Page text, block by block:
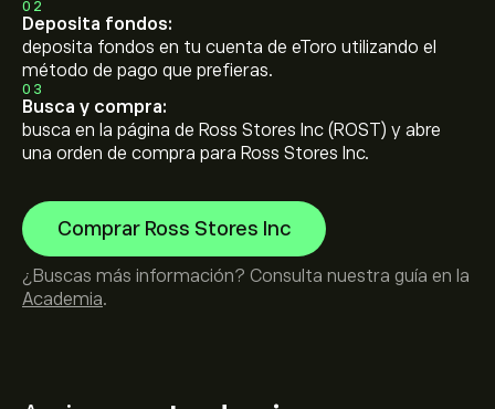
02
Deposita fondos:
deposita fondos en tu cuenta de eToro utilizando el
método de pago que prefieras.
03
Busca y compra:
busca en la página de Ross Stores Inc (ROST) y abre
una orden de compra para Ross Stores Inc.
Comprar Ross Stores Inc
¿Buscas más información? Consulta nuestra guía en la
Academia.